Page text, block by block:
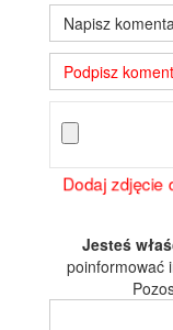
Napisz
Podpisz
Dodaj zdjęcie
Jesteś
poinformować